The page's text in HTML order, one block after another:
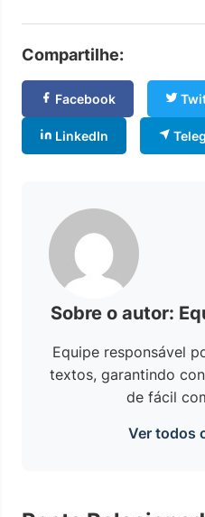
Compartilhe:
Facebook
LinkedIn
Sobre o autor:
Equipe responsável
textos, garantindo
de fácil
Ver todos